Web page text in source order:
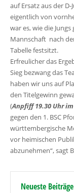
auf Ersatz aus der
eigentlich von
war es, wie die
Mannschaft nach
Tabelle festsitzt.
Erfreulicher das
Sieg bezwang das
haben wir uns auf
den Titelgewinn
(Anpfiff 19.30 Uhr im
gegen den 1. BSC
württembergische
vor heimischen
abzunehmen“, sagt
Neueste Beiträge